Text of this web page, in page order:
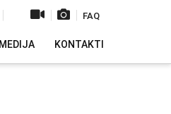
| | | FAQ
KONTAKTI